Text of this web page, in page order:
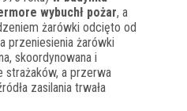
wybuchł pożar, a
żarówki odcięto od
przeniesienia żarówki
skoordynowana i
strażaków, a przerwa
zasilania trwała